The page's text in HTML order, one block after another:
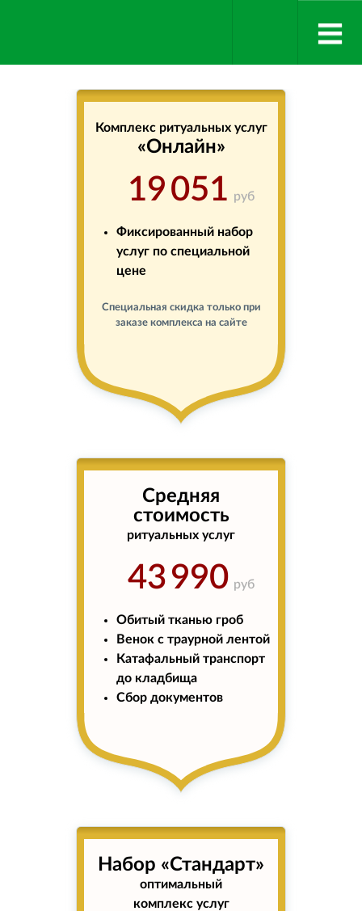
Комплекс ритуальных услуг
«Онлайн»
19 051 руб
Фиксированный набор
услуг по специальной
цене
Специальная скидка только при
заказе комплекса на сайте
Средняя
стоимость
ритуальных услуг
43 990 руб
Обитый тканью гроб
Венок с траурной лентой
Катафальный транспорт
до кладбища
Сбор документов
Набор «Стандарт»
оптимальный
комплекс услуг